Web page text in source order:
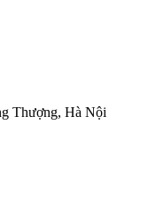
Thượng, Hà Nội